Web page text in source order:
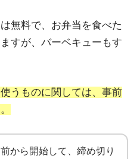
無料で、お弁当を食べた
すが、バーベキューもす
うものに関しては、事前
から開始して、締め切り